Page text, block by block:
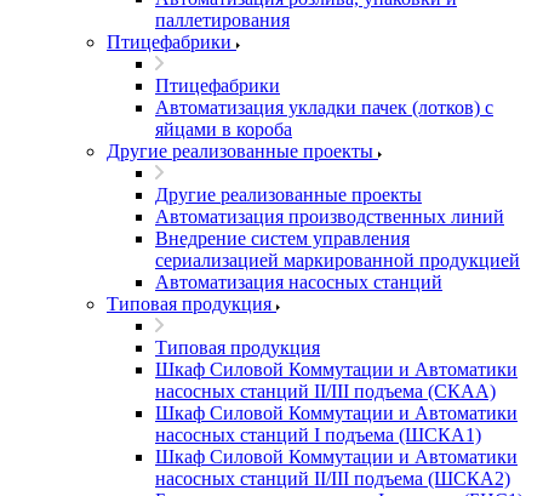
паллетирования
Птицефабрики
Птицефабрики
Автоматизация укладки пачек (лотков) с
яйцами в короба
Другие реализованные проекты
Другие реализованные проекты
Автоматизация производственных линий
Внедрение систем управления
сериализацией маркированной продукцией
Автоматизация насосных станций
Типовая продукция
Типовая продукция
Шкаф Силовой Коммутации и Автоматики
насосных станций II/III подъема (СКАА)
Шкаф Силовой Коммутации и Автоматики
насосных станций I подъема (ШСКА1)
Шкаф Силовой Коммутации и Автоматики
насосных станций II/III подъема (ШСКА2)